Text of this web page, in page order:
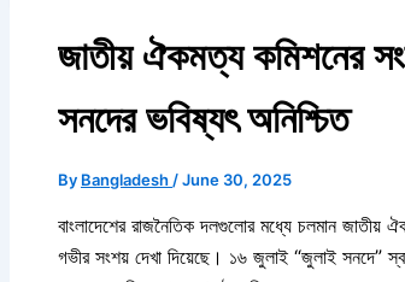
জাতীয় ঐকমত্য কমিশনের
সনদের ভবিষ্যৎ অনিশ্চিত
By Bangladesh /June 30, 2025
বাংলাদেশের রাজনৈতিক দলগুলোর মধ্যে চলমান
গভীর সংশয় দেখা দিয়েছে। ১৬ জুলাই “জুলাই সনদে”